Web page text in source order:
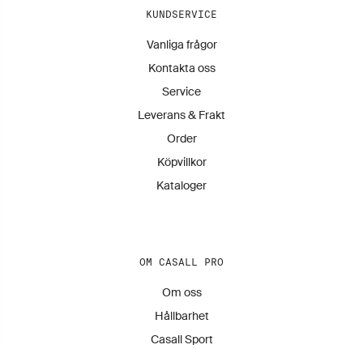
KUNDSERVICE
Vanliga frågor
Kontakta oss
Service
Leverans & Frakt
Order
Köpvillkor
Kataloger
OM CASALL PRO
Om oss
Hållbarhet
Casall Sport